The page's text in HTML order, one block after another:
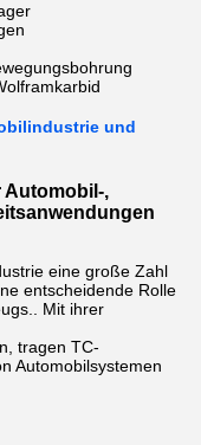
und
Automobil-,
eine große Zahl
entscheidende Rolle
Mit ihrer
tragen TC-
Automobilsystemen